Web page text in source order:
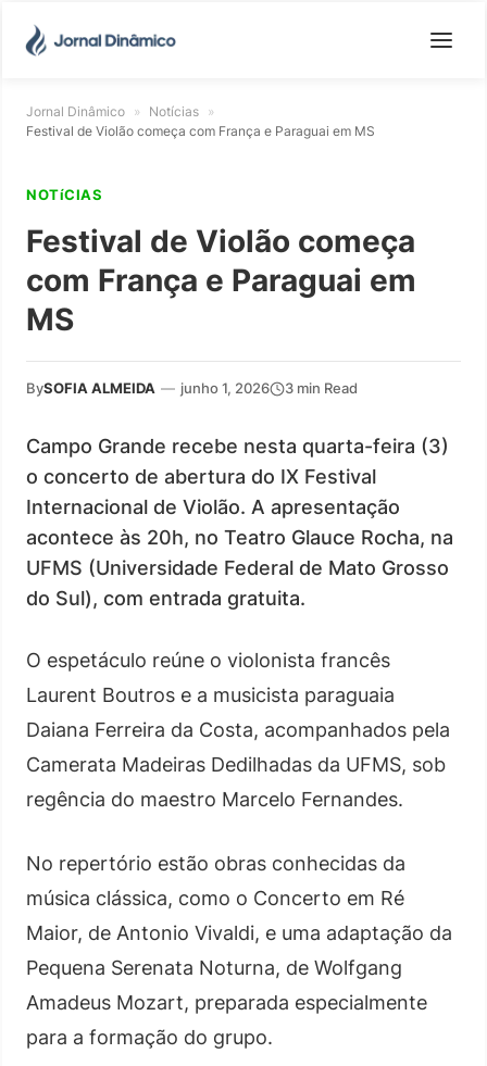
Jornal Dinâmico » Notícias »
Festival de Violão começa com França e Paraguai em MS
NOTíCIAS
Festival de Violão começa
com França e Paraguai em
MS
BySOFIA ALMEIDA — junho 1, 2026 3 min Read
Campo Grande recebe nesta quarta-feira (3)
o concerto de abertura do IX Festival
Internacional de Violão. A apresentação
acontece às 20h, no Teatro Glauce Rocha, na
UFMS (Universidade Federal de Mato Grosso
do Sul), com entrada gratuita.
O espetáculo reúne o violonista francês
Laurent Boutros e a musicista paraguaia
Daiana Ferreira da Costa, acompanhados pela
Camerata Madeiras Dedilhadas da UFMS, sob
regência do maestro Marcelo Fernandes.
No repertório estão obras conhecidas da
música clássica, como o Concerto em Ré
Maior, de Antonio Vivaldi, e uma adaptação da
Pequena Serenata Noturna, de Wolfgang
Amadeus Mozart, preparada especialmente
para a formação do grupo.